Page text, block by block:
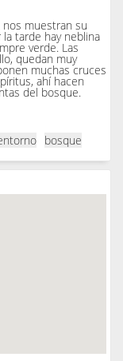
nos muestran su
tarde hay neblina
verde. Las
quedan muy
muchas cruces
ahí hacen
del bosque.
bosque